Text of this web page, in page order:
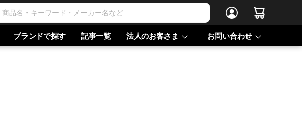
ブランドで探す 記事一覧 法人のお客さま お問い合わせ